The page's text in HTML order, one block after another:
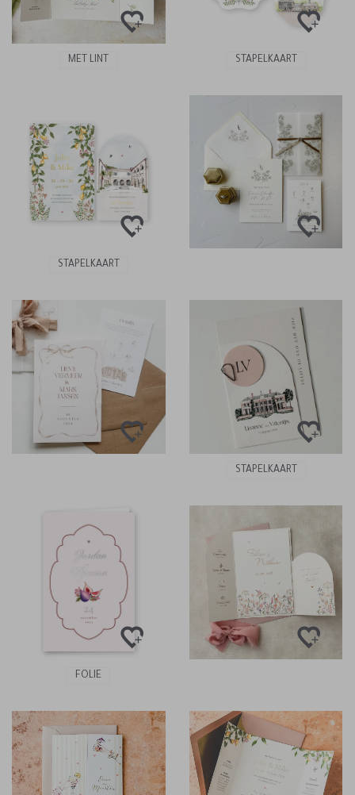
MET LINT STAPELKAART
STAPELKAART
STAPELKAART
FOLIE